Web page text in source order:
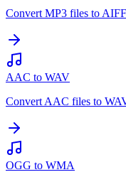
Convert MP3 files to
AAC to WAV
Convert AAC files to
OGG to WMA